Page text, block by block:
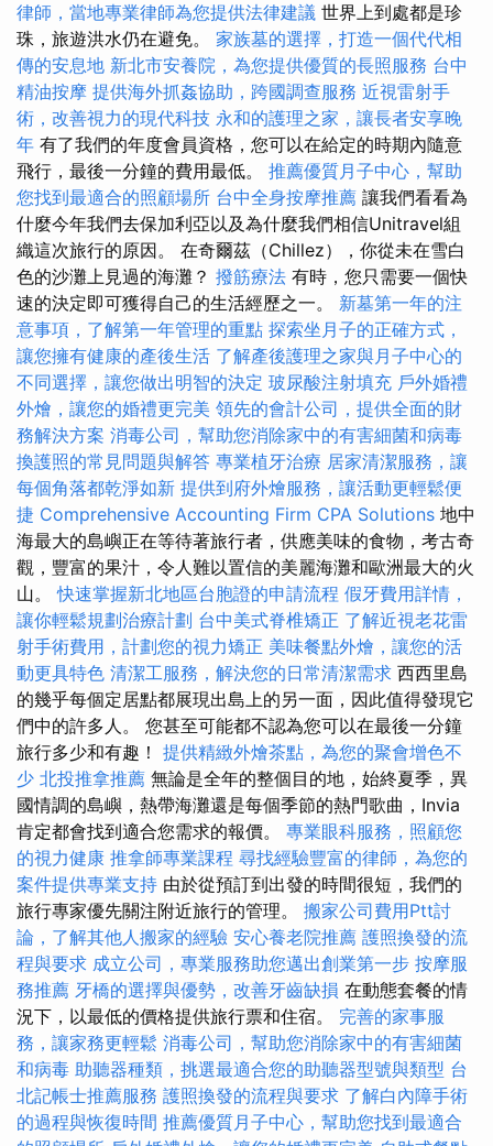
律師，當地專業律師為您提供法律建議 世界上到處都是珍
珠，旅遊洪水仍在避免。 家族墓的選擇，打造一個代代相
傳的安息地 新北市安養院，為您提供優質的長照服務 台中
精油按摩 提供海外抓姦協助，跨國調查服務 近視雷射手
術，改善視力的現代科技 永和的護理之家，讓長者安享晚
年 有了我們的年度會員資格，您可以在給定的時期內隨意
飛行，最後一分鐘的費用最低。 推薦優質月子中心，幫助
您找到最適合的照顧場所 台中全身按摩推薦 讓我們看看為
什麼今年我們去保加利亞以及為什麼我們相信Unitravel組
織這次旅行的原因。 在奇爾茲（Chillez），你從未在雪白
色的沙灘上見過的海灘？ 撥筋療法 有時，您只需要一個快
速的決定即可獲得自己的生活經歷之一。 新墓第一年的注
意事項，了解第一年管理的重點 探索坐月子的正確方式，
讓您擁有健康的產後生活 了解產後護理之家與月子中心的
不同選擇，讓您做出明智的決定 玻尿酸注射填充 戶外婚禮
外燴，讓您的婚禮更完美 領先的會計公司，提供全面的財
務解決方案 消毒公司，幫助您消除家中的有害細菌和病毒
換護照的常見問題與解答 專業植牙治療 居家清潔服務，讓
每個角落都乾淨如新 提供到府外燴服務，讓活動更輕鬆便
捷 Comprehensive Accounting Firm CPA Solutions 地中
海最大的島嶼正在等待著旅行者，供應美味的食物，考古奇
觀，豐富的果汁，令人難以置信的美麗海灘和歐洲最大的火
山。快速掌握新北地區台胞證的申請流程 假牙費用詳情，
讓你輕鬆規劃治療計劃 台中美式脊椎矯正 了解近視老花雷
射手術費用，計劃您的視力矯正 美味餐點外燴，讓您的活
動更具特色 清潔工服務，解決您的日常清潔需求 西西里島
的幾乎每個定居點都展現出島上的另一面，因此值得發現它
們中的許多人。 您甚至可能都不認為您可以在最後一分鐘
旅行多少和有趣！ 提供精緻外燴茶點，為您的聚會增色不
少 北投推拿推薦 無論是全年的整個目的地，始終夏季，異
國情調的島嶼，熱帶海灘還是每個季節的熱門歌曲，Invia
肯定都會找到適合您需求的報價。 專業眼科服務，照顧您
的視力健康 推拿師專業課程 尋找經驗豐富的律師，為您的
案件提供專業支持 由於從預訂到出發的時間很短，我們的
旅行專家優先關注附近旅行的管理。 搬家公司費用Ptt討
論，了解其他人搬家的經驗 安心養老院推薦 護照換發的流
程與要求 成立公司，專業服務助您邁出創業第一步 按摩服
務推薦 牙橋的選擇與優勢，改善牙齒缺損 在動態套餐的情
況下，以最低的價格提供旅行票和住宿。 完善的家事服
務，讓家務更輕鬆 消毒公司，幫助您消除家中的有害細菌
和病毒 助聽器種類，挑選最適合您的助聽器型號與類型 台
北記帳士推薦服務 護照換發的流程與要求 了解白內障手術
的過程與恢復時間 推薦優質月子中心，幫助您找到最適合